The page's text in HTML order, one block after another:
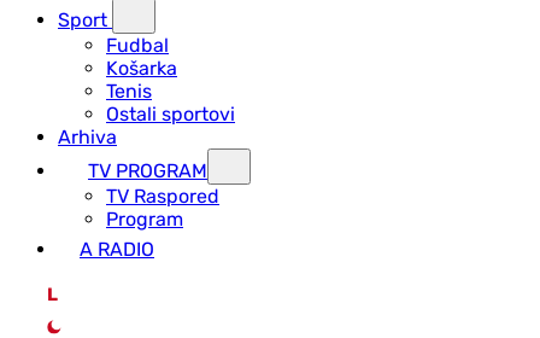
Sport
Fudbal
Košarka
Tenis
Ostali sportovi
Arhiva
TV PROGRAM
ТV Raspored
Program
A RADIO
L